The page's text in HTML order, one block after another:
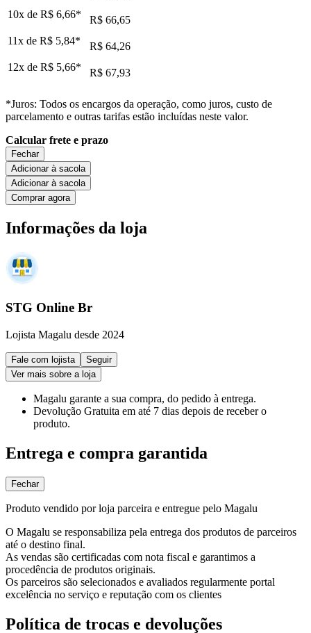
10x de R$ 6,66*
R$ 66,65
11x de R$ 5,84*
R$ 64,26
12x de R$ 5,66* R$ 67,93
*Juros: Todos os encargos da operação, como juros, custo de
parcelamento e outras tarifas estão incluídas neste valor.
Calcular frete e prazo
Fechar
Adicionar à sacola
Adicionar à sacola
Comprar agora
Informações da loja
STG Online Br
Lojista Magalu desde 2024
Fale com lojista
Seguir
Ver mais sobre a loja
Magalu garante a sua compra, do pedido à entrega.
Devolução Gratuita em até 7 dias depois de receber o
produto.
Entrega e compra garantida
Fechar
Produto vendido por loja parceira e entregue pelo Magalu
O Magalu se responsabiliza pela entrega dos produtos de parceiros
até o destino final.
As vendas são certificadas com nota fiscal e garantimos a
procedência de produtos originais.
Os parceiros são selecionados e avaliados regularmente portal
excelência no serviço e reputação com os clientes
Política de trocas e devoluções